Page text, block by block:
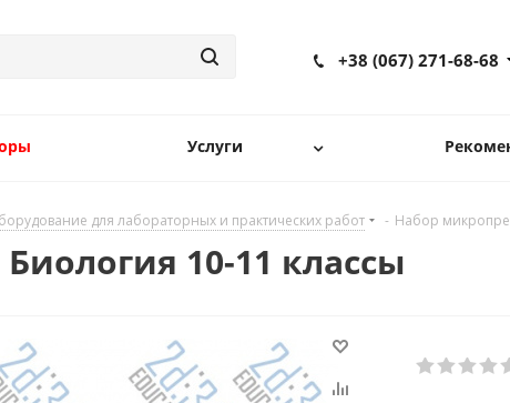
+38 (067) 271-68-68
Услуги
для лабораторных и практических работ - Набор
10-11 классы